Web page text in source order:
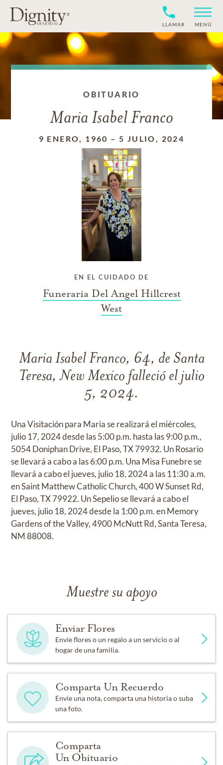
LLAMAR MENÚ
OBITUARIO
Maria Isabel Franco
9 ENERO, 1960 –5 JULIO, 2024
EN EL CUIDADO DE
Funeraria Del Angel Hillcrest
West
Maria Isabel Franco, 64, de Santa
Teresa, New Mexico falleció el julio
5, 2024.
Una Visitación para Maria se realizará el miércoles,
julio 17, 2024 desde las 5:00 p.m. hasta las 9:00 p.m.,
5054 Doniphan Drive, El Paso, TX 79932. Un Rosario
se llevará a cabo a las 6:00 p.m. Una Misa Funebre se
llevará a cabo el jueves, julio 18, 2024 a las 11:30 a.m.
en Saint Matthew Catholic Church, 400 W Sunset Rd,
El Paso, TX 79922. Un Sepelio se llevará a cabo el
jueves, julio 18, 2024 desde la 1:00 p.m. en Memory
Gardens of the Valley, 4900 McNutt Rd, Santa Teresa,
NM 88008.
Muestre su apoyo
Enviar Flores
Envíe flores o un regalo a un servicio o al
hogar de una familia.
Comparta Un Recuerdo
Envíe una nota, comparta una historia o suba
una foto.
Comparta
Un Obituario